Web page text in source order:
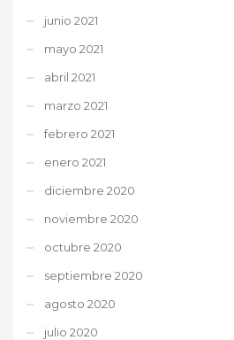
junio 2021
mayo 2021
abril 2021
marzo 2021
febrero 2021
enero 2021
diciembre 2020
noviembre 2020
octubre 2020
septiembre 2020
agosto 2020
julio 2020